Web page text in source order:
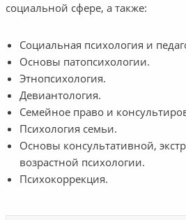
социальной сфере, а также:
Социальная психология и
Основы патопсихологии.
Этнопсихология.
Девиантология.
Семейное право и
Психология семьи.
Основы консультативной,
возрастной психологии.
Психокоррекция.